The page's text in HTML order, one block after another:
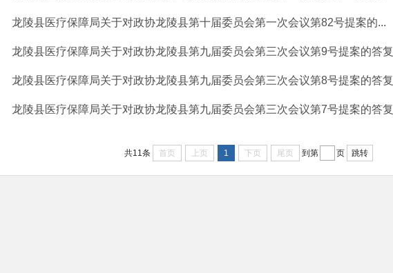
龙陵县医疗保障局关于对政协龙陵县第十届委员会第一次会议第82号提案的...
龙陵县医疗保障局关于对政协龙陵县第九届委员会第三次会议第9号提案的答复
龙陵县医疗保障局关于对政协龙陵县第九届委员会第三次会议第8号提案的答复
龙陵县医疗保障局关于对政协龙陵县第九届委员会第三次会议第7号提案的答复
共11条 首页 上页 1 下页 尾页 到第 页 跳转